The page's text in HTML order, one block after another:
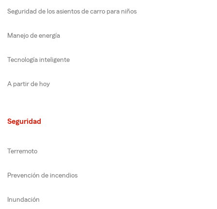
Seguridad de los asientos de carro para niños
Manejo de energía
Tecnología inteligente
A partir de hoy
Seguridad
Terremoto
Prevención de incendios
Inundación